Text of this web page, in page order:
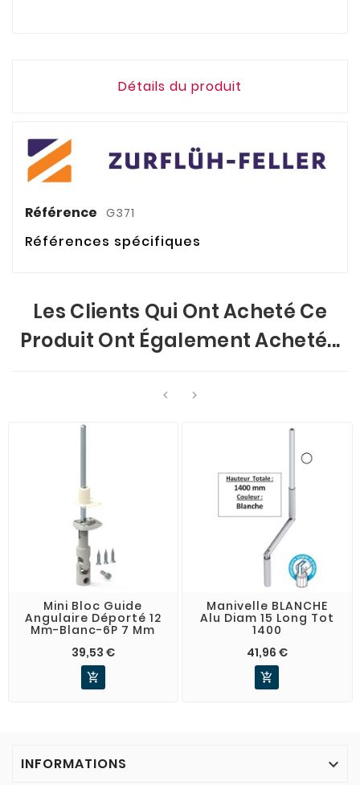
Détails du produit
Référence G371
Références spécifiques
Les Clients Qui Ont Acheté Ce
Produit Ont Également Acheté...
 
Mini Bloc Guide
Angulaire Déporté 12
Mm-Blanc-6P 7 Mm
39,53 €

Manivelle BLANCHE
Alu Diam 15 Long Tot
1400
41,96 €

INFORMATIONS 